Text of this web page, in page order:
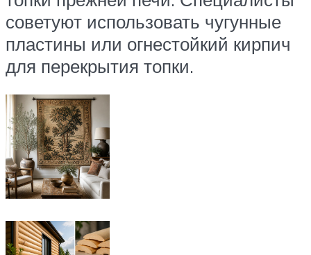
советуют использовать чугунные
пластины или огнестойкий кирпич
для перекрытия топки.